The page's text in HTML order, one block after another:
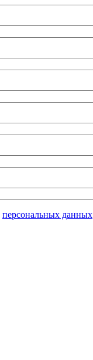
персональных данных